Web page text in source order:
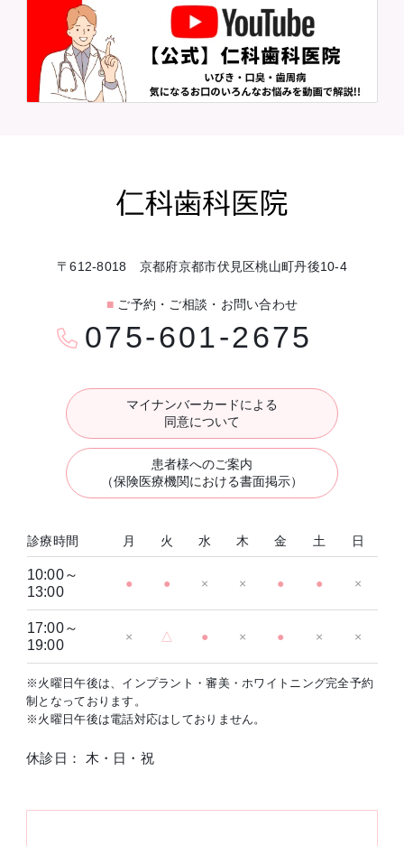
〒612-8018 京都府京都市伏見区桃山町丹後10-4
■ ご予約・ご相談・お問い合わせ
075-601-2675
マイナンバーカードによる
同意について
患者様へのご案内
（保険医療機関における書面掲示）
診療時間 月 火 水 木 金 土 日
10:00～
13:00
● ● × × ● ● ×
17:00～
19:00
× △ ● × ● × ×
※火曜日午後は、インプラント・審美・ホワイトニング完全予約
制となっております。
※火曜日午後は電話対応はしておりません。
休診日： 木・日・祝